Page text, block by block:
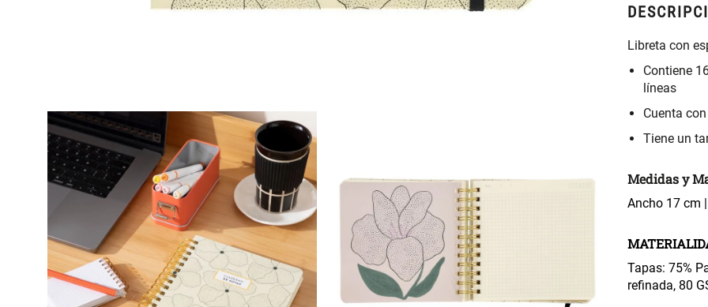
Libreta con
Contiene
líneas
Cuenta
Tiene un
Medidas y
Ancho 17 cm
Tapas: 75%
refinada, 80